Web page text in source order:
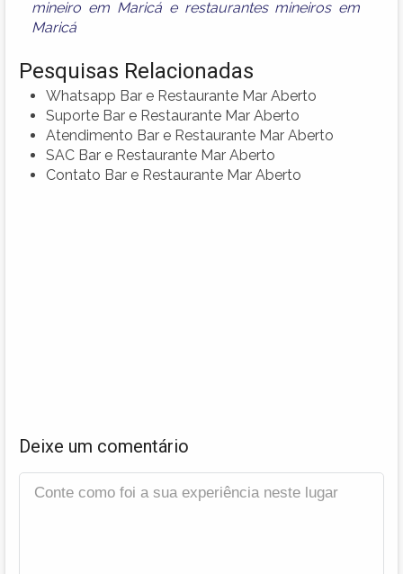
mineiro em Maricáe restaurantes mineiros em
Maricá
Pesquisas Relacionadas
Whatsapp Bar e Restaurante Mar Aberto
Suporte Bar e Restaurante Mar Aberto
Atendimento Bar e Restaurante Mar Aberto
SAC Bar e Restaurante Mar Aberto
Contato Bar e Restaurante Mar Aberto
Deixe um comentário